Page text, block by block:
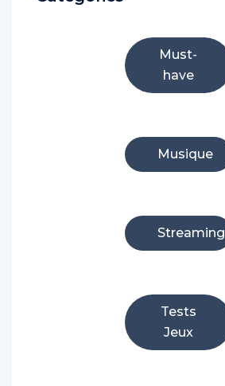
Must-
have
Musique
Streaming
Tests
Jeux